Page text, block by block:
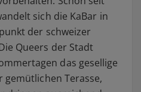
sich die KaBar in
der schweizer
Queers der Stadt
das gesellige
gemütlichen Terasse,